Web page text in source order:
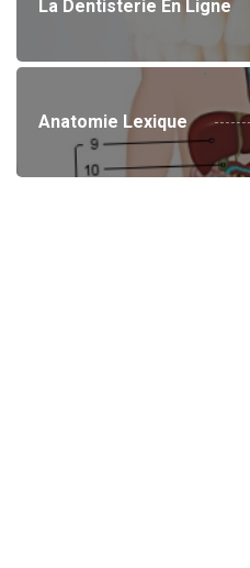
La Dentisterie En Ligne
Anatomie Lexique